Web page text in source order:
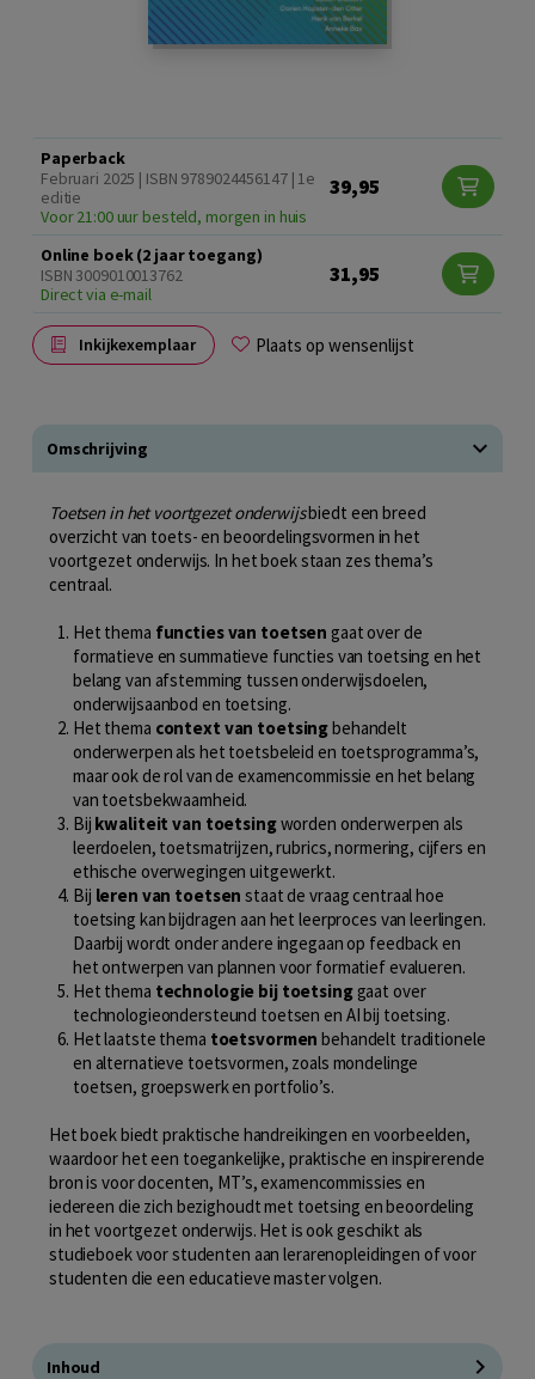
Paperback
Februari 2025 | ISBN 9789024456147 | 1e
editie
Voor 21:00 uur besteld, morgen in huis
39,95
Online boek (2 jaar toegang)
ISBN 3009010013762
Direct via e-mail
31,95
Inkijkexemplaar Plaats op wensenlijst
Omschrijving
Toetsen in het voortgezet onderwijsbiedt een breed
overzicht van toets- en beoordelingsvormen in het
voortgezet onderwijs. In het boek staan zes thema’s
centraal.
Het thema functies van toetsen gaat over de
formatieve en summatieve functies van toetsing en het
belang van afstemming tussen onderwijsdoelen,
onderwijsaanbod en toetsing.
Het thema context van toetsingbehandelt
onderwerpen als het toetsbeleid en toetsprogramma’s,
maar ook de rol van de examencommissie en het belang
van toetsbekwaamheid.
Bij kwaliteit van toetsingworden onderwerpen als
leerdoelen, toetsmatrijzen, rubrics, normering, cijfers en
ethische overwegingen uitgewerkt.
Bij leren van toetsen staat de vraag centraal hoe
toetsing kan bijdragen aan het leerproces van leerlingen.
Daarbij wordt onder andere ingegaan op feedback en
het ontwerpen van plannen voor formatief evalueren.
Het thema technologie bij toetsinggaat over
technologieondersteund toetsen en AI bij toetsing.
Het laatste thema toetsvormen behandelt traditionele
en alternatieve toetsvormen, zoals mondelinge
toetsen, groepswerk en portfolio’s.
Het boek biedt praktische handreikingen en voorbeelden,
waardoor het een toegankelijke, praktische en inspirerende
bron is voor docenten, MT’s, examencommissies en
iedereen die zich bezighoudt met toetsing en beoordeling
in het voortgezet onderwijs. Het is ook geschikt als
studieboek voor studenten aan lerarenopleidingen of voor
studenten die een educatieve master volgen.
Inhoud